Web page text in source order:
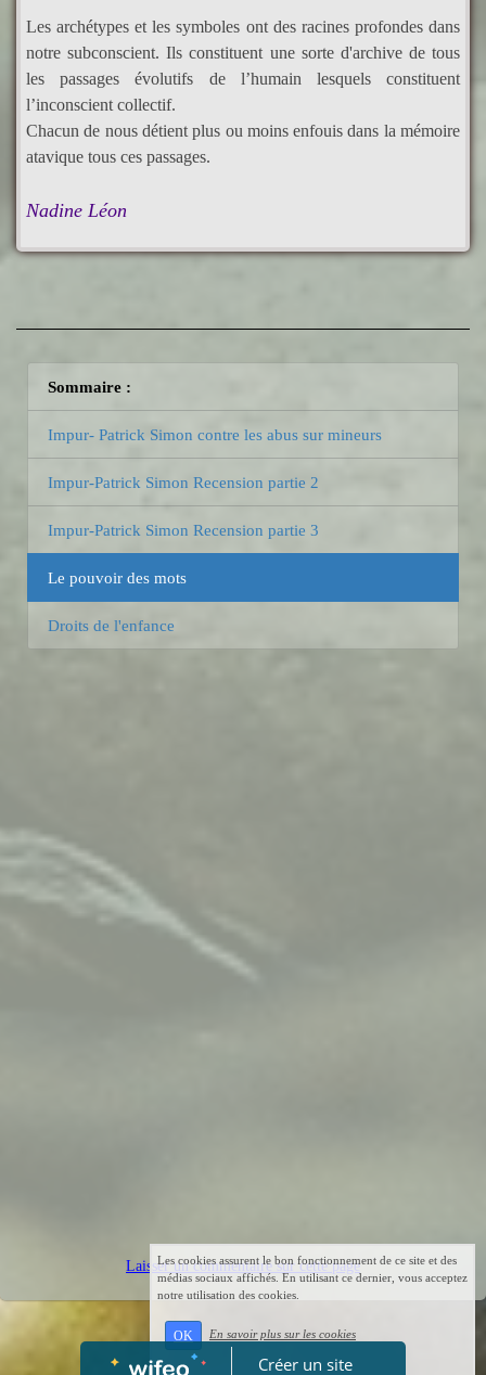
Les archétypes et les symboles ont des racines profondes dans
notre subconscient. Ils constituent une sorte d'archive de tous
les passages évolutifs de l’humain lesquels constituent
l’inconscient collectif.
Chacun de nous détient plus ou moins enfouis dans la mémoire
atavique tous ces passages.
Nadine Léon
Sommaire :
Impur- Patrick Simon contre les abus sur mineurs
Impur-Patrick Simon Recension partie 2
Impur-Patrick Simon Recension partie 3
Le pouvoir des mots
Droits de l'enfance
Laisser un commentaire sur cette page
Créer un site
Les cookies assurent le bon fonctionnement de ce site et des
médias sociaux affichés. En utilisant ce dernier, vous acceptez
notre utilisation des cookies.
OK En savoir plus sur les cookies